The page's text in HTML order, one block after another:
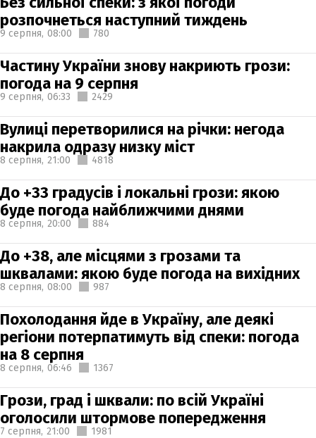
розпочнеться наступний тиждень
9 серпня, 08:00 780
Частину України знову накриють грози:
погода на 9 серпня
9 серпня, 06:33 2429
Вулиці перетворилися на річки: негода
накрила одразу низку міст
8 серпня, 21:00 4818
До +33 градусів і локальні грози: якою
буде погода найближчими днями
8 серпня, 20:00 884
До +38, але місцями з грозами та
шквалами: якою буде погода на вихідних
8 серпня, 08:00 987
Похолодання йде в Україну, але деякі
регіони потерпатимуть від спеки: погода
на 8 серпня
8 серпня, 06:46 1367
Грози, град і шквали: по всій Україні
оголосили штормове попередження
7 серпня, 21:00 1981